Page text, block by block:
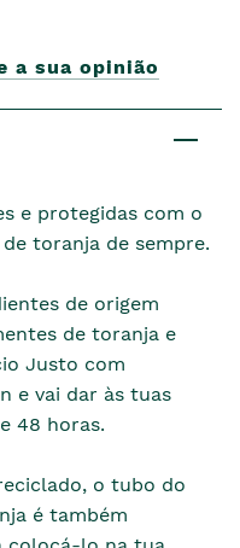
a sua opinião
e protegidas com o
toranja de sempre.
de origem
de toranja e
Justo com
e vai dar às tuas
48 horas.
o tubo do
é também